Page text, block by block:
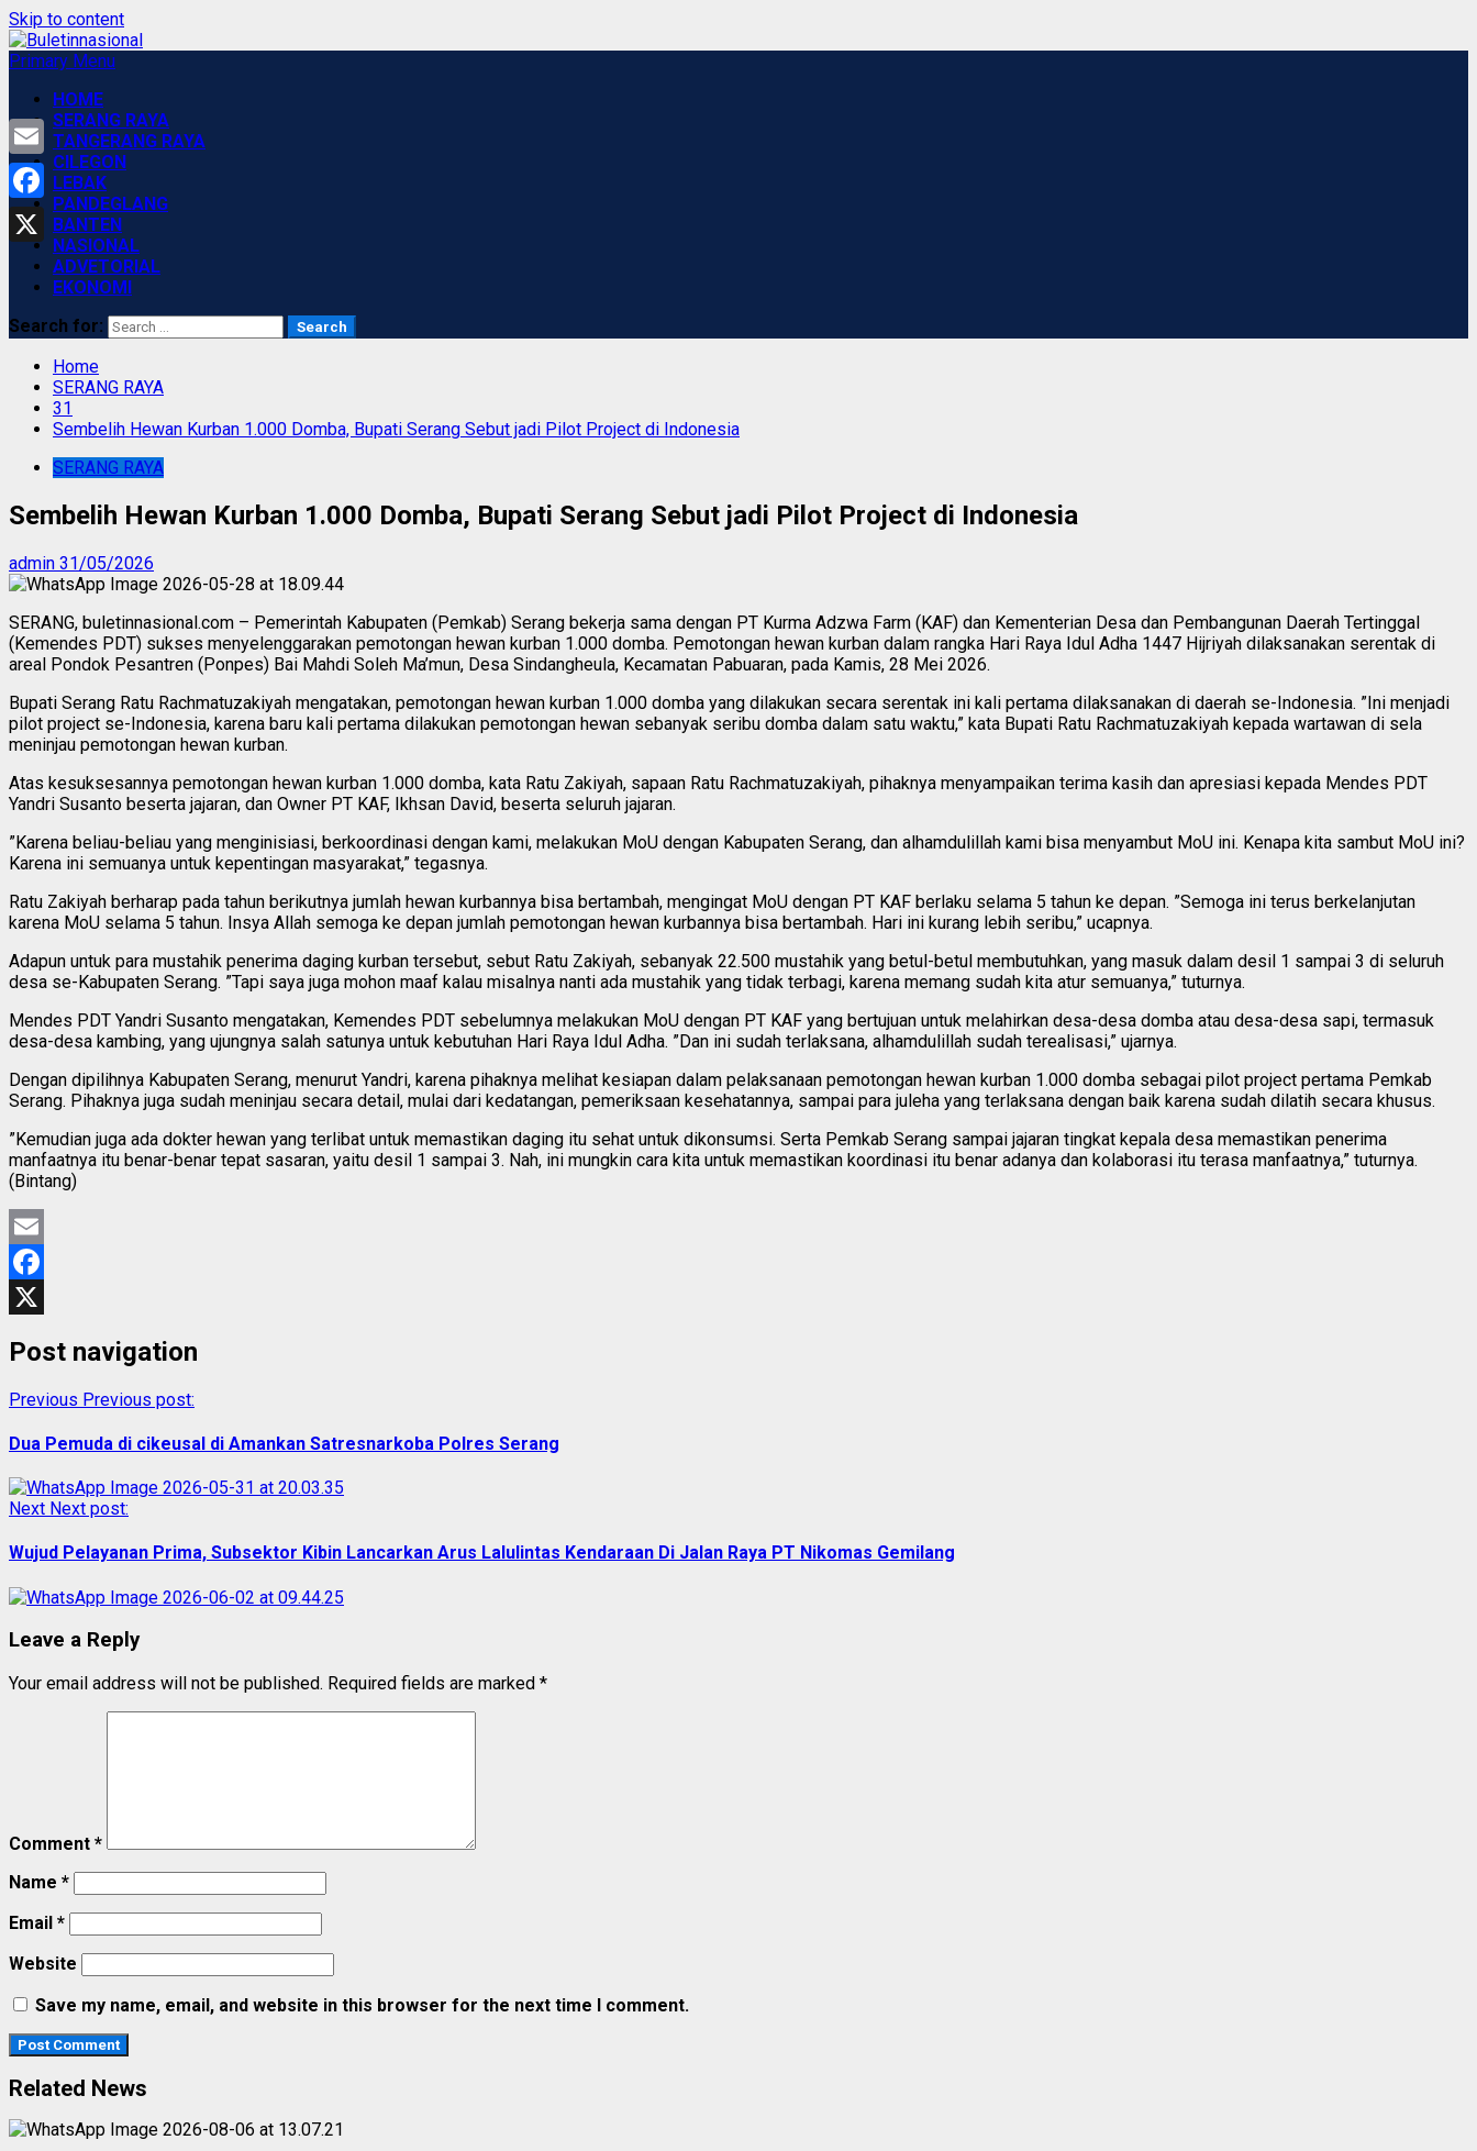
Skip to content
Primary Menu
HOME
SERANG RAYA
TANGERANG RAYA
CILEGON
LEBAK
PANDEGLANG
BANTEN
NASIONAL
ADVETORIAL
EKONOMI
Search for:
Home
SERANG RAYA
31
Sembelih Hewan Kurban 1.000 Domba, Bupati Serang Sebut jadi Pilot Project di Indonesia
SERANG RAYA
Sembelih Hewan Kurban 1.000 Domba, Bupati Serang Sebut jadi Pilot Project di Indonesia
admin 31/05/2026
SERANG, buletinnasional.com – Pemerintah Kabupaten (Pemkab) Serang bekerja sama dengan PT Kurma Adzwa Farm (KAF) dan Kementerian Desa dan Pembangunan Daerah Tertinggal
(Kemendes PDT) sukses menyelenggarakan pemotongan hewan kurban 1.000 domba. Pemotongan hewan kurban dalam rangka Hari Raya Idul Adha 1447 Hijriyah dilaksanakan serentak di
areal Pondok Pesantren (Ponpes) Bai Mahdi Soleh Ma’mun, Desa Sindangheula, Kecamatan Pabuaran, pada Kamis, 28 Mei 2026.
Bupati Serang Ratu Rachmatuzakiyah mengatakan, pemotongan hewan kurban 1.000 domba yang dilakukan secara serentak ini kali pertama dilaksanakan di daerah se-Indonesia. ”Ini menjadi
pilot project se-Indonesia, karena baru kali pertama dilakukan pemotongan hewan sebanyak seribu domba dalam satu waktu,” kata Bupati Ratu Rachmatuzakiyah kepada wartawan di sela
meninjau pemotongan hewan kurban.
Atas kesuksesannya pemotongan hewan kurban 1.000 domba, kata Ratu Zakiyah, sapaan Ratu Rachmatuzakiyah, pihaknya menyampaikan terima kasih dan apresiasi kepada Mendes PDT
Yandri Susanto beserta jajaran, dan Owner PT KAF, Ikhsan David, beserta seluruh jajaran.
”Karena beliau-beliau yang menginisiasi, berkoordinasi dengan kami, melakukan MoU dengan Kabupaten Serang, dan alhamdulillah kami bisa menyambut MoU ini. Kenapa kita sambut MoU ini?
Karena ini semuanya untuk kepentingan masyarakat,” tegasnya.
Ratu Zakiyah berharap pada tahun berikutnya jumlah hewan kurbannya bisa bertambah, mengingat MoU dengan PT KAF berlaku selama 5 tahun ke depan. ”Semoga ini terus berkelanjutan
karena MoU selama 5 tahun. Insya Allah semoga ke depan jumlah pemotongan hewan kurbannya bisa bertambah. Hari ini kurang lebih seribu,” ucapnya.
Adapun untuk para mustahik penerima daging kurban tersebut, sebut Ratu Zakiyah, sebanyak 22.500 mustahik yang betul-betul membutuhkan, yang masuk dalam desil 1 sampai 3 di seluruh
desa se-Kabupaten Serang. ”Tapi saya juga mohon maaf kalau misalnya nanti ada mustahik yang tidak terbagi, karena memang sudah kita atur semuanya,” tuturnya.
Mendes PDT Yandri Susanto mengatakan, Kemendes PDT sebelumnya melakukan MoU dengan PT KAF yang bertujuan untuk melahirkan desa-desa domba atau desa-desa sapi, termasuk
desa-desa kambing, yang ujungnya salah satunya untuk kebutuhan Hari Raya Idul Adha. ”Dan ini sudah terlaksana, alhamdulillah sudah terealisasi,” ujarnya.
Dengan dipilihnya Kabupaten Serang, menurut Yandri, karena pihaknya melihat kesiapan dalam pelaksanaan pemotongan hewan kurban 1.000 domba sebagai pilot project pertama Pemkab
Serang. Pihaknya juga sudah meninjau secara detail, mulai dari kedatangan, pemeriksaan kesehatannya, sampai para juleha yang terlaksana dengan baik karena sudah dilatih secara khusus.
”Kemudian juga ada dokter hewan yang terlibat untuk memastikan daging itu sehat untuk dikonsumsi. Serta Pemkab Serang sampai jajaran tingkat kepala desa memastikan penerima
manfaatnya itu benar-benar tepat sasaran, yaitu desil 1 sampai 3. Nah, ini mungkin cara kita untuk memastikan koordinasi itu benar adanya dan kolaborasi itu terasa manfaatnya,” tuturnya.
(Bintang)
Email
Facebook
Post navigation
Previous Previous post:
Dua Pemuda di cikeusal di Amankan Satresnarkoba Polres Serang
Next Next post:
Wujud Pelayanan Prima, Subsektor Kibin Lancarkan Arus Lalulintas Kendaraan Di Jalan Raya PT Nikomas Gemilang
Leave a Reply
Your email address will not be published. Required fields are marked *
Comment *
Name *
Email *
Website
Save my name, email, and website in this browser for the next time I comment.
Related News
Email
Facebook